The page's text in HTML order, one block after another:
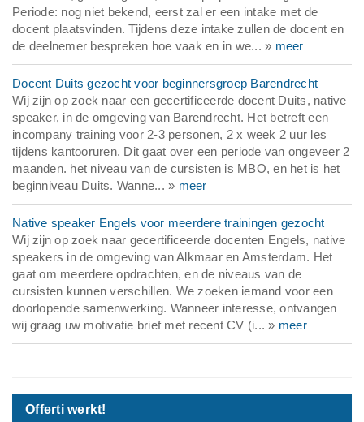
Periode: nog niet bekend, eerst zal er een intake met de
docent plaatsvinden. Tijdens deze intake zullen de docent en
de deelnemer bespreken hoe vaak en in we... » meer
Docent Duits gezocht voor beginnersgroep Barendrecht
Wij zijn op zoek naar een gecertificeerde docent Duits, native
speaker, in de omgeving van Barendrecht. Het betreft een
incompany training voor 2-3 personen, 2 x week 2 uur les
tijdens kantooruren. Dit gaat over een periode van ongeveer 2
maanden. het niveau van de cursisten is MBO, en het is het
beginniveau Duits. Wanne... » meer
Native speaker Engels voor meerdere trainingen gezocht
Wij zijn op zoek naar gecertificeerde docenten Engels, native
speakers in de omgeving van Alkmaar en Amsterdam. Het
gaat om meerdere opdrachten, en de niveaus van de
cursisten kunnen verschillen. We zoeken iemand voor een
doorlopende samenwerking. Wanneer interesse, ontvangen
wij graag uw motivatie brief met recent CV (i... » meer
Offerti werkt!